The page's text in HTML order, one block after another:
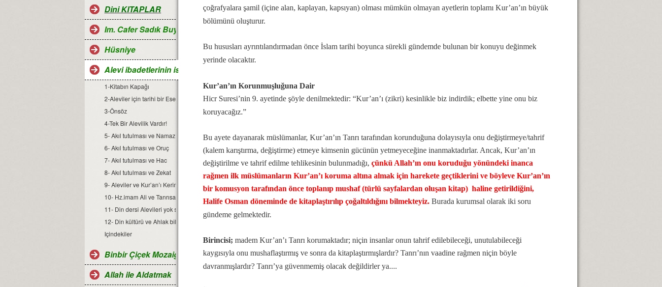
Dini KITAPLAR
Im. Cafer Sadık Buyruğu
Hüsniye
Alevi ibadetlerinin islamdaki yeri
1-Kitabın Kapağı
2-Aleviler için tarihi bir Eser
3-Önsöz
4-Tek Bir Alevilik Vardır!
5- Akıl tutulması ve Namaz
6- Akıl tutulması ve Oruç
7- Akıl tutulması ve Hac
8- Akıl tutulması ve Zekat
9- Aleviler ve Kur’an’ı Kerim
10- Hz.imam Ali ve Tanrısallığı
11- Din dersi Alevileri yok sayıyor!
12- Din kültürü ve Ahlak bilgisi ders kitapları hakkında rapor
Içindekiler
Binbir Çiçek Mozaiği Alevilik
Allah ile Aldatmak
çoğrafyalara şamil (içine alan, kaplayan, kapsıyan) olması mümkün olmayan ayetlerin toplamı Kur’an’ın büyük
bölümünü oluşturur.
Bu hususları ayrıntılandırmadan önce İslam tarihi boyunca sürekli gündemde bulunan bir konuyu değinmek
yerinde olacaktır.
Kur’an’ın Korunmuşluğuna Dair
Hicr Suresi’nin 9. ayetinde şöyle denilmektedir: “Kur’an’ı (zikri) kesinlikle biz indirdik; elbette yine onu biz
koruyacağız.”
Bu ayete dayanarak müslümanlar, Kur’an’ın Tanrı tarafından korunduğuna dolayısıyla onu değiştirmeye/tahrif
(kalem karıştırma, değiştirme) etmeye kimsenin gücünün yetmeyeceğine inanmaktadırlar. Ancak, Kur’an’ın
değiştirilme ve tahrif edilme tehlikesinin bulunmadığı, çünkü Allah’ın onu koruduğu yönündeki inanca
rağmen ilk müslümanların Kur’an’ı koruma altına almak için harekete geçtiklerini ve böyleve Kur’an’ın
bir komusyon tarafından önce toplanıp mushaf (türlü sayfalardan oluşan kitap) haline getirildiğini,
Halife Osman döneminde de kitaplaştırılıp çoğaltıldığını bilmekteyiz. Burada kurumsal olarak iki soru
gündeme gelmektedir.
Birincisi; madem Kur’an’ı Tanrı korumaktadır; niçin insanlar onun tahrif edilebileceği, unutulabileceği
kaygısıyla onu mushaflaştırmış ve sonra da kitaplaştırmışlardır? Tanrı’nın vaadine rağmen niçin böyle
davranmışlardır? Tanrı’ya güvenmemiş olacak değildirler ya....